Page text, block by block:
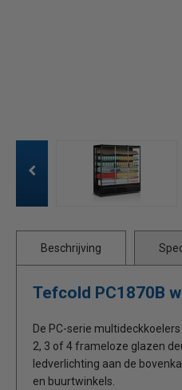
Beschrijving
Tefcold PC1870B
De PC-serie
2, 3 of 4 frameloze glazen
ledverlichting aan de
en buurtwinkels.